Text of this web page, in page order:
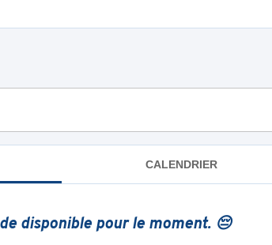
CALENDRIER
disponible pour le moment. 😔